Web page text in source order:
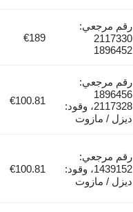
رقم مرجعي:
2117330
1896452
€189
رقم مرجعي:
1896456
2117328، وقود:
ديزل / مازوت
€100.81
رقم مرجعي:
1439152، وقود:
ديزل / مازوت
€100.81